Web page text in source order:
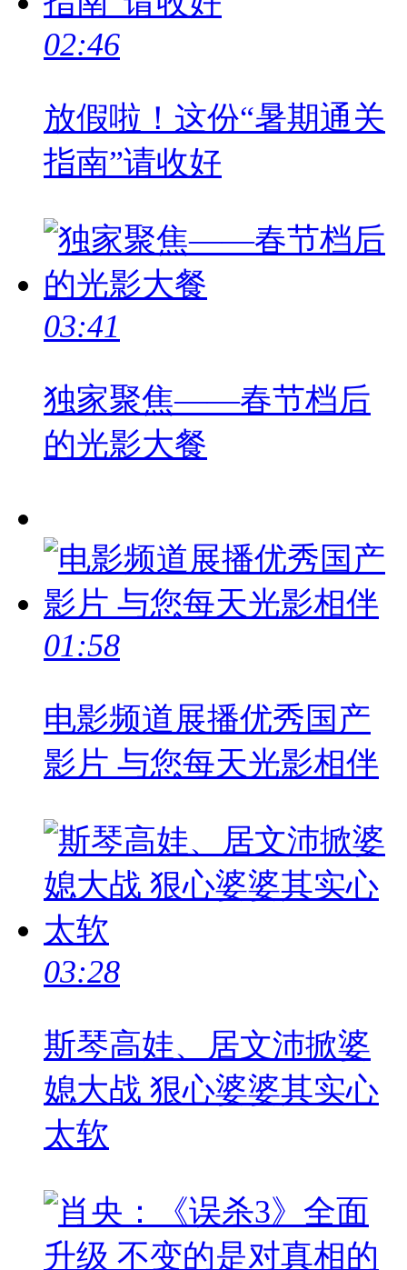
02:46
放假啦！这份“暑期通关
指南”请收好
03:41
独家聚焦——春节档后
的光影大餐
01:58
电影频道展播优秀国产
影片 与您每天光影相伴
03:28
斯琴高娃、居文沛掀婆
媳大战 狠心婆婆其实心
太软